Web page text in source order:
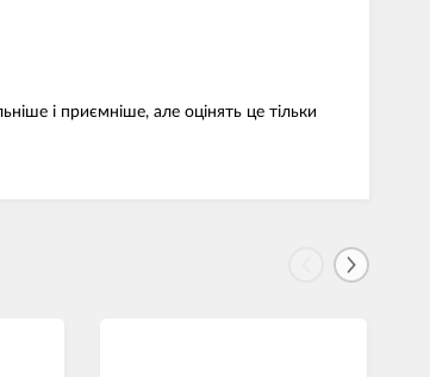
і приємніше, але оцінять це тільки